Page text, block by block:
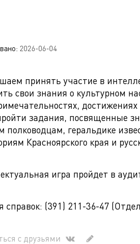
2026-06-04
принять участие в
свои знания о культурном
задания, посвященные
полководцам, геральдике
Красноярского края и
игра пройдет в
справок: (391) 211-36-47
с друзьями